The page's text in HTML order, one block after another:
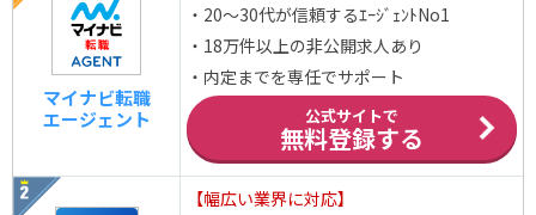
マイナビ転職
エージェント
・20～30代が信頼するｴｰｼﾞｪﾝﾄNo1
・18万件以上の非公開求人あり
・内定までを専任でサポート
公式サイトで
無料登録する
【幅広い業界に対応】